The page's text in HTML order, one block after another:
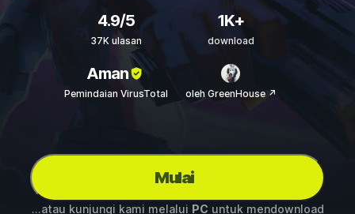
4.9/5
37K ulasan
1K+
download
Aman
Pemindaian VirusTotal oleh GreenHouse ↗
Mulai
...atau kunjungi kami melalui PC untuk mendownload